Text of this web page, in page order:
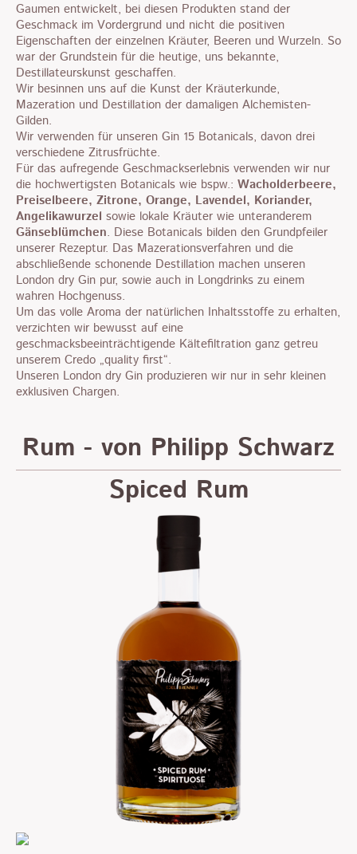
Gaumen entwickelt, bei diesen Produkten stand der
Geschmack im Vordergrund und nicht die positiven
Eigenschaften der einzelnen Kräuter, Beeren und Wurzeln. So
war der Grundstein für die heutige, uns bekannte,
Destillateurskunst geschaffen.
Wir besinnen uns auf die Kunst der Kräuterkunde,
Mazeration und Destillation der damaligen Alchemisten-
Gilden.
Wir verwenden für unseren Gin 15 Botanicals, davon drei
verschiedene Zitrusfrüchte.
Für das aufregende Geschmackserlebnis verwenden wir nur
die hochwertigsten Botanicals wie bspw.: Wacholderbeere,
Preiselbeere, Zitrone, Orange, Lavendel, Koriander,
Angelikawurzel sowie lokale Kräuter wie unteranderem
Gänseblümchen. Diese Botanicals bilden den Grundpfeiler
unserer Rezeptur. Das Mazerationsverfahren und die
abschließende schonende Destillation machen unseren
London dry Gin pur, sowie auch in Longdrinks zu einem
wahren Hochgenuss.
Um das volle Aroma der natürlichen Inhaltsstoffe zu erhalten,
verzichten wir bewusst auf eine
geschmacksbeeinträchtigende Kältefiltration ganz getreu
unserem Credo „quality first“.
Unseren London dry Gin produzieren wir nur in sehr kleinen
exklusiven Chargen.
Rum - von Philipp Schwarz
Spiced Rum